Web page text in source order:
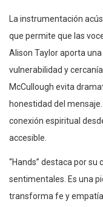
La instrumentación
que permite que las
Alison Taylor aporta
vulnerabilidad y
McCullough evita
honestidad del
conexión espiritual
accesible.
“Hands” destaca por
sentimentales. Es una
transforma fe y